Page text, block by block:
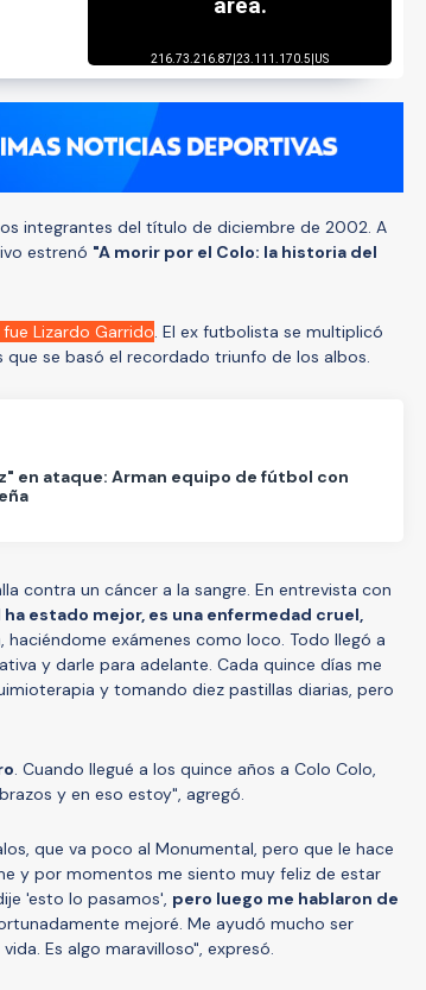
integrantes del título de diciembre de 2002. A
estrenó "A morir por el Colo: la historia del
Lizardo Garrido. El ex futbolista se multiplicó
se basó el recordado triunfo de los albos.
en ataque: Arman equipo de fútbol con
contra un cáncer a la sangre. En entrevista con
ha estado mejor, es una enfermedad cruel,
haciéndome exámenes como loco. Todo llegó a
y darle para adelante. Cada quince días me
y tomando diez pastillas diarias, pero
. Cuando llegué a los quince años a Colo Colo,
y en eso estoy", agregó.
que va poco al Monumental, pero que le hace
y por momentos me siento muy feliz de estar
'esto lo pasamos', pero luego me hablaron de
mejoré. Me ayudó mucho ser
Es algo maravilloso", expresó.